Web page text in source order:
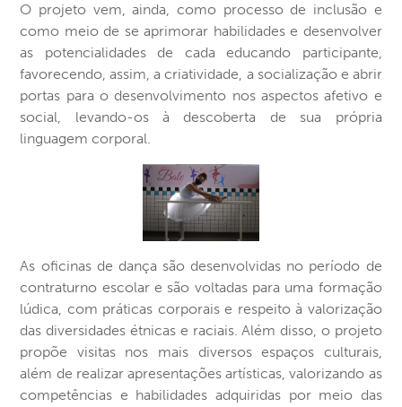
O projeto vem, ainda, como processo de inclusão e
como meio de se aprimorar habilidades e desenvolver
as potencialidades de cada educando participante,
favorecendo, assim, a criatividade, a socialização e abrir
portas para o desenvolvimento nos aspectos afetivo e
social, levando-os à descoberta de sua própria
linguagem corporal.
As oficinas de dança são desenvolvidas no período de
contraturno escolar e são voltadas para uma formação
lúdica, com práticas corporais e respeito à valorização
das diversidades étnicas e raciais. Além disso, o projeto
propõe visitas nos mais diversos espaços culturais,
além de realizar apresentações artísticas, valorizando as
competências e habilidades adquiridas por meio das